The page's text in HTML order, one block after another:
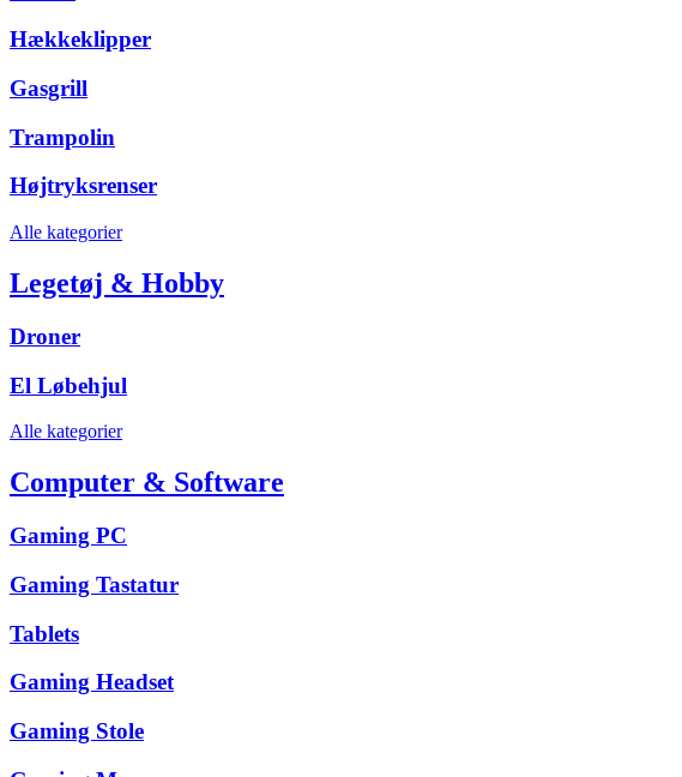
Hækkeklipper
Gasgrill
Trampolin
Højtryksrenser
Alle kategorier
Legetøj & Hobby
Droner
El Løbehjul
Alle kategorier
Computer & Software
Gaming PC
Gaming Tastatur
Tablets
Gaming Headset
Gaming Stole